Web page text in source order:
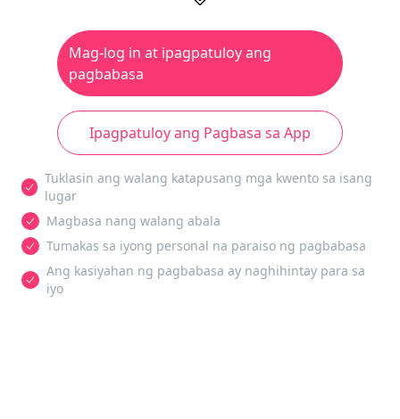
Mag-log in at ipagpatuloy ang
pagbabasa
Ipagpatuloy ang Pagbasa sa App
Tuklasin ang walang katapusang mga kwento sa isang
lugar
Magbasa nang walang abala
Tumakas sa iyong personal na paraiso ng pagbabasa
Ang kasiyahan ng pagbabasa ay naghihintay para sa
iyo